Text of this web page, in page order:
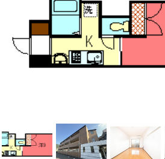
家族で住むならマンション？賃家？
一人暮らしの物件特集
ペット相談OKの賃貸！
ハウスメーカー施工特集！
路線·駅から探す